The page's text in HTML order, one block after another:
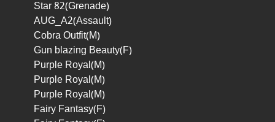
Star 82(Grenade)
AUG_A2(Assault)
Cobra Outfit(M)
Gun blazing Beauty(F)
Purple Royal(M)
Purple Royal(M)
Purple Royal(M)
Fairy Fantasy(F)